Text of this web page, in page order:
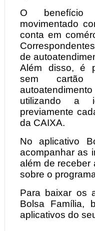
O benefício
movimentado
conta em
de
Além disso, é
sem
utilizando a
previamente
da CAIXA.
No aplicativo
acompanhar as
além de receber
sobre o
Para baixar os
Bolsa Família,
aplicativos do